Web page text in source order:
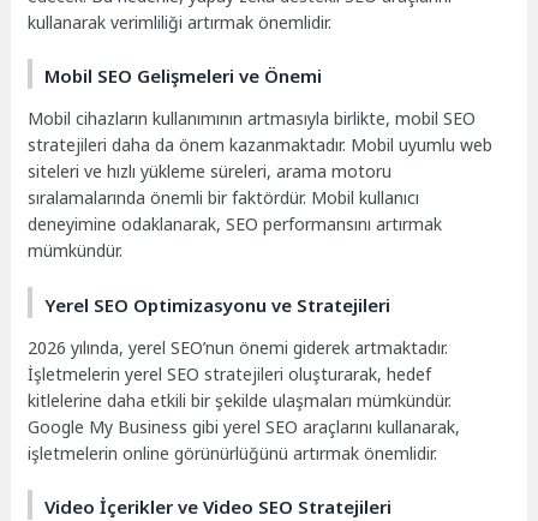
kullanarak verimliliği artırmak önemlidir.
Mobil SEO Gelişmeleri ve Önemi
Mobil cihazların kullanımının artmasıyla birlikte, mobil SEO
stratejileri daha da önem kazanmaktadır. Mobil uyumlu web
siteleri ve hızlı yükleme süreleri, arama motoru
sıralamalarında önemli bir faktördür. Mobil kullanıcı
deneyimine odaklanarak, SEO performansını artırmak
mümkündür.
Yerel SEO Optimizasyonu ve Stratejileri
2026 yılında, yerel SEO’nun önemi giderek artmaktadır.
İşletmelerin yerel SEO stratejileri oluşturarak, hedef
kitlelerine daha etkili bir şekilde ulaşmaları mümkündür.
Google My Business gibi yerel SEO araçlarını kullanarak,
işletmelerin online görünürlüğünü artırmak önemlidir.
Video İçerikler ve Video SEO Stratejileri